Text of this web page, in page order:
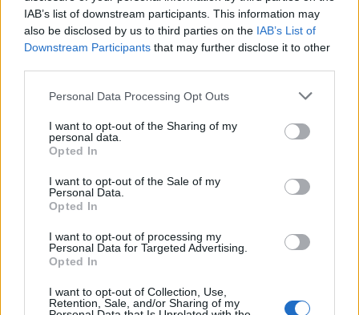
IAB’s list of downstream participants. This information may
also be disclosed by us to third parties on the IAB’s List of
Downstream Participants that may further disclose it to other
Personal Data Processing Opt Outs
I want to opt-out of the Sharing of my
personal data.
Opted In
I want to opt-out of the Sale of my
Personal Data.
Opted In
I want to opt-out of processing my
Personal Data for Targeted Advertising.
Opted In
I want to opt-out of Collection, Use,
Retention, Sale, and/or Sharing of my
Ακολουθήστε μας στο
facebook
twitter
ΣΧΕΤΙΚΗ ΕΙΔΗΣΕΟΓΡΑΦΙΑ
Εγγραφή στο newsletter
Αποδέχομαι τους
και την πολιτική απορρήτου
X